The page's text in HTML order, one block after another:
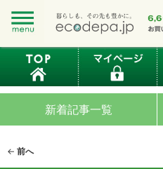
新着記事一覧
投
← 前へ